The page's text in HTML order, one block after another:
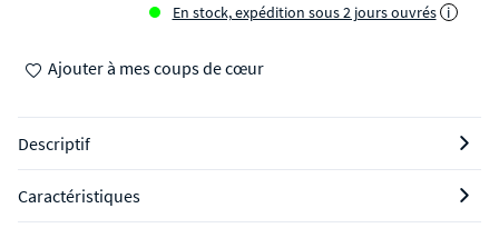
En stock, expédition sous 2 jours ouvrés i
Ajouter à mes coups de cœur
Descriptif
Caractéristiques